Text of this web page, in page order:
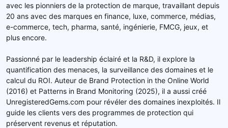
avec les pionniers de la protection de marque, travaillant depuis
20 ans avec des marques en finance, luxe, commerce, médias,
e-commerce, tech, pharma, santé, ingénierie, FMCG, jeux, et
plus encore.
Passionné par le leadership éclairé et la R&D, il explore la
quantification des menaces, la surveillance des domaines et le
calcul du ROI. Auteur de Brand Protection in the Online World
(2016) et Patterns in Brand Monitoring (2025), il a aussi créé
UnregisteredGems.com pour révéler des domaines inexploités. Il
guide les clients vers des programmes de protection qui
préservent revenus et réputation.